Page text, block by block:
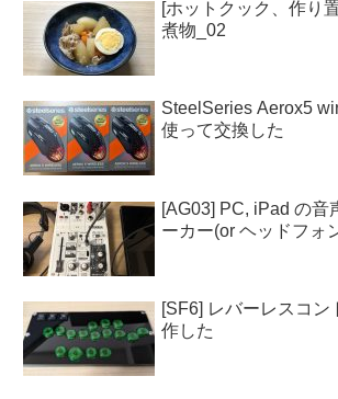
[ホットクック、作り
煮物_02
SteelSeries Aerox5
使って交換した
[AG03] PC, iPad の音
ーカー(or ヘッドフォ
[SF6] レバーレスコン
作した